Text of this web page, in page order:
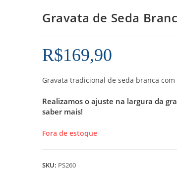
Gravata de Seda
R$169,90
Gravata tradicional de seda branca
Realizamos o ajuste na largura da
saber mais!
Fora de estoque
SKU: PS260